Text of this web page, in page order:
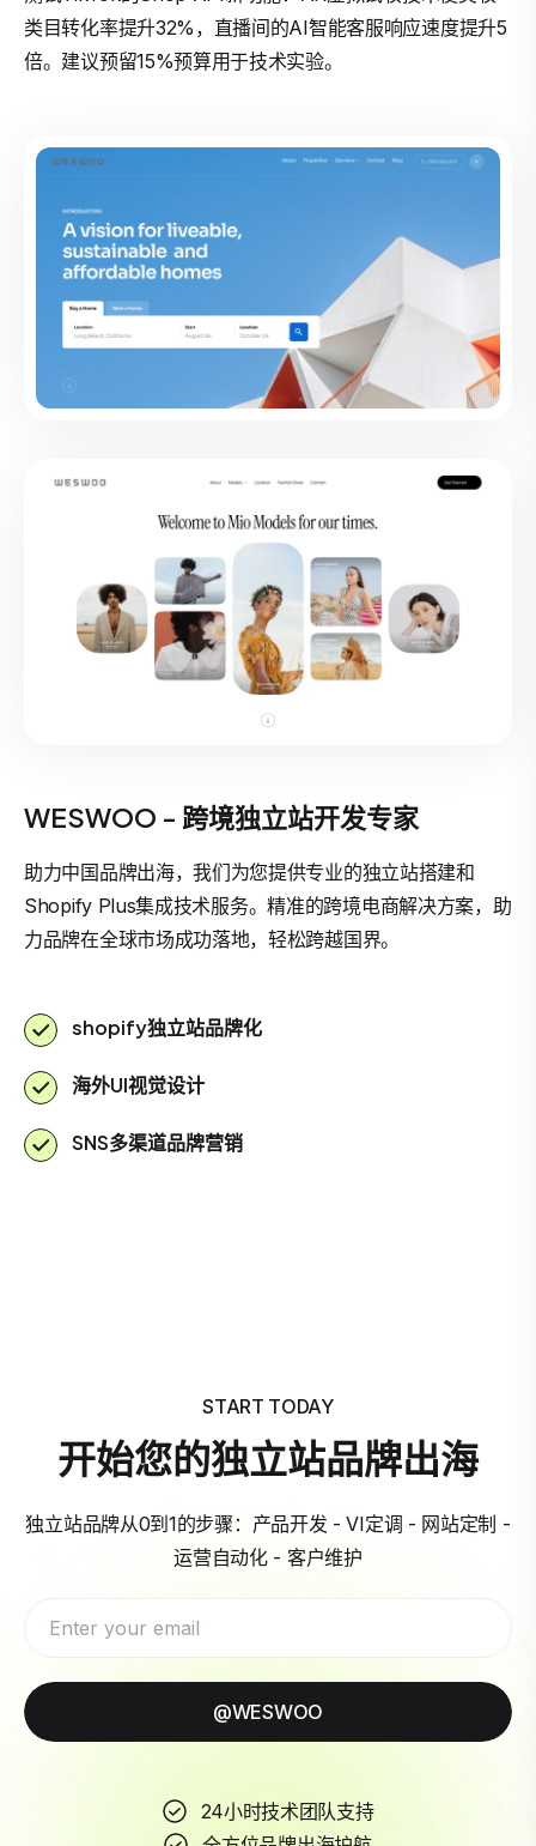
类目转化率提升32%，直播间的AI智能客服响应速度提升5
倍。建议预留15%预算用于技术实验。
WESWOO - 跨境独立站开发专家
助力中国品牌出海，我们为您提供专业的独立站搭建和
Shopify Plus集成技术服务。精准的跨境电商解决方案，助
力品牌在全球市场成功落地，轻松跨越国界。
shopify独立站品牌化
海外UI视觉设计
SNS多渠道品牌营销
START TODAY
开始您的独立站品牌出海
独立站品牌从0到1的步骤：产品开发 - VI定调 - 网站定制 -
运营自动化 - 客户维护
@WESWOO
24小时技术团队支持